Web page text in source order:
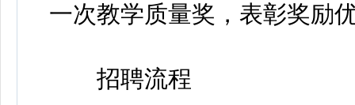
一次教学质量奖，表彰奖励
招聘流程